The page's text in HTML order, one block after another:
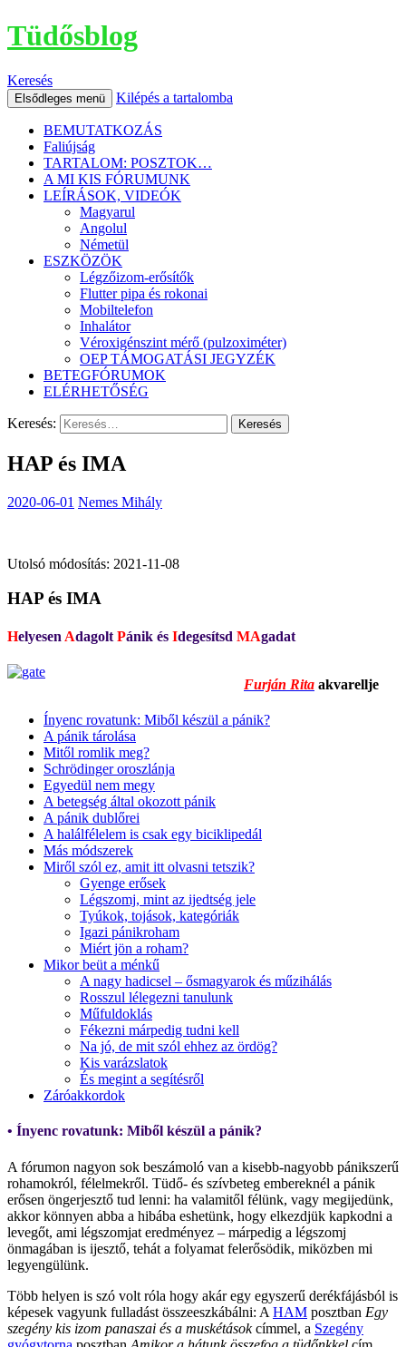
Tüdősblog
Keresés
Elsődleges menü Kilépés a tartalomba
BEMUTATKOZÁS
Faliújság
TARTALOM: POSZTOK…
A MI KIS FÓRUMUNK
LEÍRÁSOK, VIDEÓK
Magyarul
Angolul
Németül
ESZKÖZÖK
Légzőizom-erősítők
Flutter pipa és rokonai
Mobiltelefon
Inhalátor
Véroxigénszint mérő (pulzoximéter)
OEP TÁMOGATÁSI JEGYZÉK
BETEGFÓRUMOK
ELÉRHETŐSÉG
Keresés:
HAP és IMA
2020-06-01 Nemes Mihály
Utolsó módosítás: 2021-11-08
HAP és IMA
Helyesen Adagolt Pánik és Idegesítsd MAgadat
Furján Rita akvarellje
Ínyenc rovatunk: Miből készül a pánik?
A pánik tárolása
Mitől romlik meg?
Schrödinger oroszlánja
Egyedül nem megy
A betegség által okozott pánik
A pánik dublőrei
A halálfélelem is csak egy biciklipedál
Más módszerek
Miről szól ez, amit itt olvasni tetszik?
Gyenge erősek
Légszomj, mint az ijedtség jele
Tyúkok, tojások, kategóriák
Igazi pánikroham
Miért jön a roham?
Mikor beüt a ménkű
A nagy hadicsel – ősmagyarok és műzihálás
Rosszul lélegezni tanulunk
Műfuldoklás
Fékezni márpedig tudni kell
Na jó, de mit szól ehhez az ördög?
Kis varázslatok
És megint a segítésről
Záróakkordok
• Ínyenc rovatunk: Miből készül a pánik?
A fórumon nagyon sok beszámoló van a kisebb-nagyobb pánikszerű
rohamokról, félelmekről. Tüdő- és szívbeteg embereknél a pánik
erősen öngerjesztő tud lenni: ha valamitől félünk, vagy megijedünk,
akkor könnyen abba a hibába eshetünk, hogy elkezdjük kapkodni a
levegőt, ami légszomjat eredményez – márpedig a légszomj
önmagában is ijesztő, tehát a folyamat felerősödik, miközben mi
legyengülünk.
Több helyen is szó volt róla hogy akár egy egyszerű derékfájásból is
képesek vagyunk fulladást összeeszkábálni: A HAM posztban Egy
szegény kis izom panaszai és a muskétásokcímmel, a Szegény